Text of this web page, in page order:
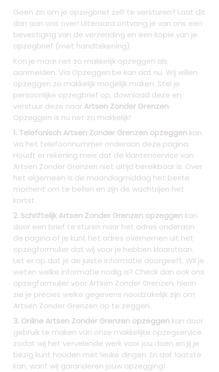
Geen zin om je opzegbrief zelf te versturen? Laat dit
dan aan ons over! Uiteraard ontvang je van ons een
bevestiging van de verzending en een kopie van je
opzegbrief (met handtekening).
Kon je maar net zo makkelijk opzeggen als
aanmelden. Via Opzeggen.be kan dat nu. Wij willen
opzeggen zo makkelijk mogelijk maken. Stel je
persoonlijke opzegbrief op, download deze en
verstuur deze naar Artsen Zonder Grenzen.
Opzeggen is nu net zo makkelijk!
1. Telefonisch Artsen Zonder Grenzen opzeggen kan
via het telefoonnummer onderaan deze pagina.
Houdt er rekening mee dat de klantenservice van
Artsen Zonder Grenzen niet altijd bereikbaar is. Over
het algemeen is de maandagmiddag het beste
moment om te bellen en zijn de wachtrijen het
kortst.
2. Schriftelijk Artsen Zonder Grenzen opzeggen kan
door een brief te sturen naar het adres onderaan
de pagina of je kunt het adres overnemen uit het
opzegformulier dat wij voor je hebben klaarstaan.
Let er op dat je de juiste informatie doorgeeft. Wil je
weten welke informatie nodig is? Check dan ook ons
opzegformulier voor Artsen Zonder Grenzen, hierin
zie je precies welke gegevens noodzakelijk zijn om
Artsen Zonder Grenzen op te zeggen.
3. Online Artsen Zonder Grenzen opzeggen kan door
gebruik te maken van onze makkelijke opzegservice
zodat wij het vervelende werk voor jou doen en jij je
bezig kunt houden met leuke dingen. En dat laatste
kan, want wij garanderen jouw opzegging!